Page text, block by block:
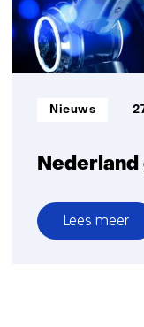
GPT-
NL
Informatietype:
Nieuws
Lees meer
over